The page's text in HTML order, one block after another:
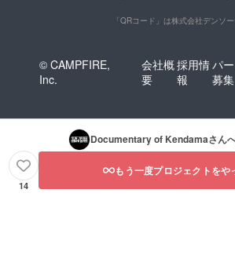
「QRコード」は株式会社デンソ
© CAMPFIRE,
Inc.
会社概
要
採用情
報
パ
募集
Documentary of Kendamaさん
14
もう一度プロジェクトをや